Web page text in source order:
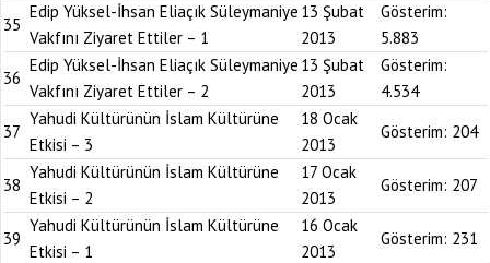
35
Edip Yüksel-İhsan Eliaçık Süleymaniye
Vakfını Ziyaret Ettiler – 1
13 Şubat
2013
Gösterim:
5.883
36
Edip Yüksel-İhsan Eliaçık Süleymaniye
Vakfını Ziyaret Ettiler – 2
13 Şubat
2013
Gösterim:
4.534
37
Yahudi Kültürünün İslam Kültürüne
Etkisi – 3
18 Ocak
2013
Gösterim: 204
38
Yahudi Kültürünün İslam Kültürüne
Etkisi – 2
17 Ocak
2013
Gösterim: 207
39
Yahudi Kültürünün İslam Kültürüne
Etkisi – 1
16 Ocak
2013
Gösterim: 231